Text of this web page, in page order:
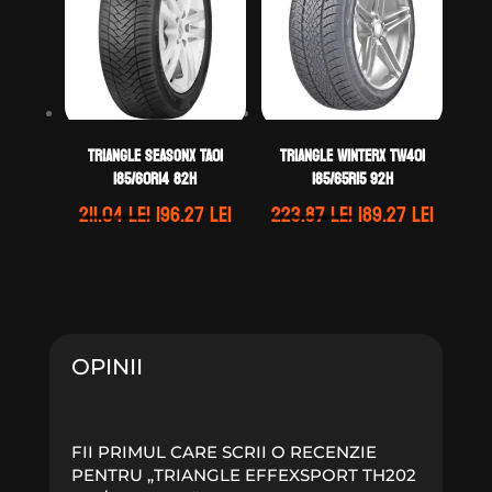
TRIANGLE SEASONX TA01
185/60R14 82H
211.04leiPrețul
196.27leiPrețul
TRIANGLE WINTERX TW401
185/65R15 92H
223.87leiPrețul
189.27leiPrețul
OPINII
FII PRIMUL CARE SCRII O RECENZIE
PENTRU „TRIANGLE EFFEXSPORT TH202